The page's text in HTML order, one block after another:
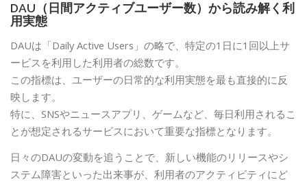
DAU（日間アクティブユーザー数）から読み解く利
用実態
DAUは「Daily Active Users」の略で、特定の1日に1回以上サ
ービスを利用した利用者の総数です。
この指標は、ユーザーの日常的な利用実態を最も直接的に反
映します。
特に、SNSやニュースアプリ、ゲームなど、毎日利用されるこ
とが想定されるサービスにおいて重要な指標となります。
日々のDAUの変動を追うことで、新しい機能のリリースやシ
ステム障害といった出来事が、利用者のアクティビティにど